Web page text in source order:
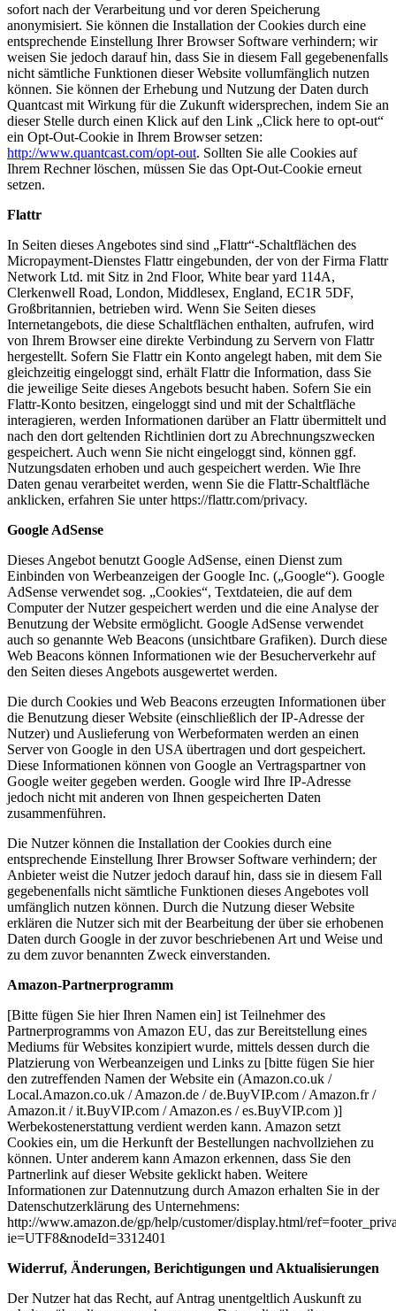
sofort nach der Verarbeitung und vor deren Speicherung
anonymisiert. Sie können die Installation der Cookies durch eine
entsprechende Einstellung Ihrer Browser Software verhindern; wir
weisen Sie jedoch darauf hin, dass Sie in diesem Fall gegebenenfalls
nicht sämtliche Funktionen dieser Website vollumfänglich nutzen
können. Sie können der Erhebung und Nutzung der Daten durch
Quantcast mit Wirkung für die Zukunft widersprechen, indem Sie an
dieser Stelle durch einen Klick auf den Link „Click here to opt-out“
ein Opt-Out-Cookie in Ihrem Browser setzen:
http://www.quantcast.com/opt-out. Sollten Sie alle Cookies auf
Ihrem Rechner löschen, müssen Sie das Opt-Out-Cookie erneut
setzen.
Flattr
In Seiten dieses Angebotes sind sind „Flattr“-Schaltflächen des
Micropayment-Dienstes Flattr eingebunden, der von der Firma Flattr
Network Ltd. mit Sitz in 2nd Floor, White bear yard 114A,
Clerkenwell Road, London, Middlesex, England, EC1R 5DF,
Großbritannien, betrieben wird. Wenn Sie Seiten dieses
Internetangebots, die diese Schaltflächen enthalten, aufrufen, wird
von Ihrem Browser eine direkte Verbindung zu Servern von Flattr
hergestellt. Sofern Sie Flattr ein Konto angelegt haben, mit dem Sie
gleichzeitig eingeloggt sind, erhält Flattr die Information, dass Sie
die jeweilige Seite dieses Angebots besucht haben. Sofern Sie ein
Flattr-Konto besitzen, eingeloggt sind und mit der Schaltfläche
interagieren, werden Informationen darüber an Flattr übermittelt und
nach den dort geltenden Richtlinien dort zu Abrechnungszwecken
gespeichert. Auch wenn Sie nicht eingeloggt sind, können ggf.
Nutzungsdaten erhoben und auch gespeichert werden. Wie Ihre
Daten genau verarbeitet werden, wenn Sie die Flattr-Schaltfläche
anklicken, erfahren Sie unter https://flattr.com/privacy.
Google AdSense
Dieses Angebot benutzt Google AdSense, einen Dienst zum
Einbinden von Werbeanzeigen der Google Inc. („Google“). Google
AdSense verwendet sog. „Cookies“, Textdateien, die auf dem
Computer der Nutzer gespeichert werden und die eine Analyse der
Benutzung der Website ermöglicht. Google AdSense verwendet
auch so genannte Web Beacons (unsichtbare Grafiken). Durch diese
Web Beacons können Informationen wie der Besucherverkehr auf
den Seiten dieses Angebots ausgewertet werden.
Die durch Cookies und Web Beacons erzeugten Informationen über
die Benutzung dieser Website (einschließlich der IP-Adresse der
Nutzer) und Auslieferung von Werbeformaten werden an einen
Server von Google in den USA übertragen und dort gespeichert.
Diese Informationen können von Google an Vertragspartner von
Google weiter gegeben werden. Google wird Ihre IP-Adresse
jedoch nicht mit anderen von Ihnen gespeicherten Daten
zusammenführen.
Die Nutzer können die Installation der Cookies durch eine
entsprechende Einstellung Ihrer Browser Software verhindern; der
Anbieter weist die Nutzer jedoch darauf hin, dass sie in diesem Fall
gegebenenfalls nicht sämtliche Funktionen dieses Angebotes voll
umfänglich nutzen können. Durch die Nutzung dieser Website
erklären die Nutzer sich mit der Bearbeitung der über sie erhobenen
Daten durch Google in der zuvor beschriebenen Art und Weise und
zu dem zuvor benannten Zweck einverstanden.
Amazon-Partnerprogramm
[Bitte fügen Sie hier Ihren Namen ein] ist Teilnehmer des
Partnerprogramms von Amazon EU, das zur Bereitstellung eines
Mediums für Websites konzipiert wurde, mittels dessen durch die
Platzierung von Werbeanzeigen und Links zu [bitte fügen Sie hier
den zutreffenden Namen der Website ein (Amazon.co.uk /
Local.Amazon.co.uk / Amazon.de / de.BuyVIP.com / Amazon.fr /
Amazon.it / it.BuyVIP.com / Amazon.es / es.BuyVIP.com )]
Werbekostenerstattung verdient werden kann. Amazon setzt
Cookies ein, um die Herkunft der Bestellungen nachvollziehen zu
können. Unter anderem kann Amazon erkennen, dass Sie den
Partnerlink auf dieser Website geklickt haben. Weitere
Informationen zur Datennutzung durch Amazon erhalten Sie in der
Datenschutzerklärung des Unternehmens:
http://www.amazon.de/gp/help/customer/display.html/
ie=UTF8&nodeId=3312401
Widerruf, Änderungen, Berichtigungen und Aktualisierungen
Der Nutzer hat das Recht, auf Antrag unentgeltlich Auskunft zu